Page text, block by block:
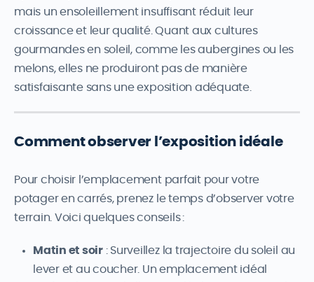
mais un ensoleillement insuffisant réduit leur
croissance et leur qualité. Quant aux cultures
gourmandes en soleil, comme les aubergines ou les
melons, elles ne produiront pas de manière
satisfaisante sans une exposition adéquate.
Comment observer l’exposition idéale
Pour choisir l’emplacement parfait pour votre
potager en carrés, prenez le temps d’observer votre
terrain. Voici quelques conseils :
Matin et soir: Surveillez la trajectoire du soleil au
lever et au coucher. Un emplacement idéal